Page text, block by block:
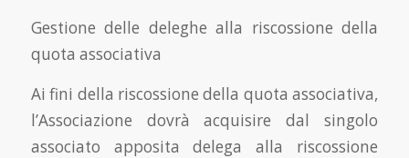
Gestione delle deleghe alla riscossione della
quota associativa
Ai fini della riscossione della quota associativa,
l’Associazione dovrà acquisire dal singolo
associato apposita delega alla riscossione